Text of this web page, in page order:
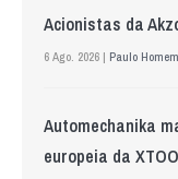
Acionistas da
6 Ago. 2026 | Paulo Homem
Automechanika
europeia da